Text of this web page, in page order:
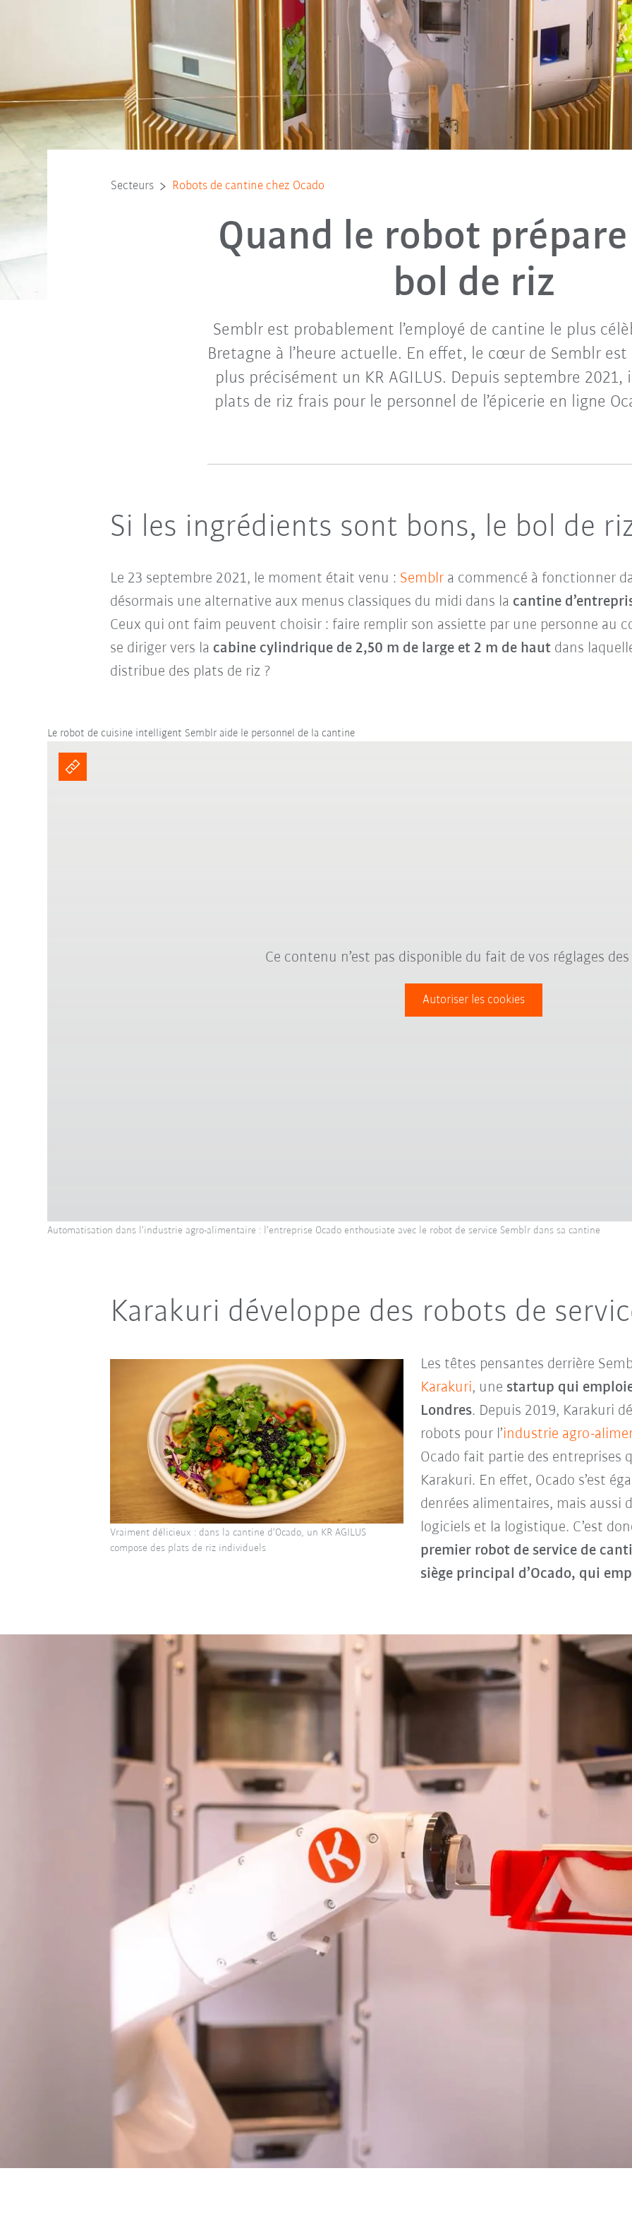
Secteurs Robots de cantine chez Ocado
Quand le robot
bol de riz
Semblr est probablement l’employé de cantine le plus
Bretagne à l’heure actuelle. En effet, le cœur de Semblr est
plus précisément un KR AGILUS. Depuis septembre 2021,
plats de riz frais pour le personnel de l’épicerie en ligne
Si les ingrédients sont bons, le bol de
Le 23 septembre 2021, le moment était venu : Semblra commencé à fonctionner
désormais une alternative aux menus classiques du midi dans la cantine
Ceux qui ont faim peuvent choisir : faire remplir son assiette par une personne au
se diriger vers la cabine cylindrique de 2,50 m de large et 2 m de hautdans
distribue des plats de riz ?
Le robot de cuisine intelligent Semblr aide le personnel de la cantine
Ce contenu n’est pas disponible du fait de vos réglages
Autoriser les cookies
Automatisation dans l’industrie agro-alimentaire : l’entreprise Ocado enthousiate avec le robot de service Semblr dans sa cantine
Karakuri développe des robots de
Les têtes pensantes derrière
Karakuri, une startup qui
Londres. Depuis 2019, Karakuri
robots pour l’industrie agro-
Ocado fait partie des entreprises
Karakuri. En effet, Ocado s’est
denrées alimentaires, mais aussi
logiciels et la logistique. C’est
premier robot de service de
siège principal d’Ocado, qui
Vraiment délicieux : dans la cantine d’Ocado, un KR AGILUS
compose des plats de riz individuels